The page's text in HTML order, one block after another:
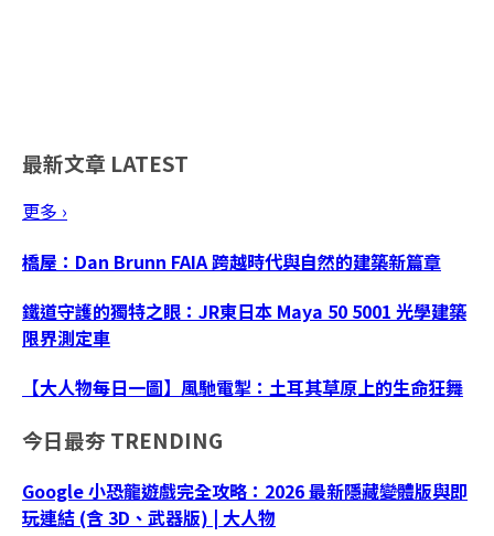
最新文章 LATEST
更多 ›
橋屋：Dan Brunn FAIA 跨越時代與自然的建築新篇章
鐵道守護的獨特之眼：JR東日本 Maya 50 5001 光學建築
限界測定車
【大人物每日一圖】風馳電掣：土耳其草原上的生命狂舞
今日最夯 TRENDING
Google 小恐龍遊戲完全攻略：2026 最新隱藏變體版與即
玩連結 (含 3D、武器版) | 大人物